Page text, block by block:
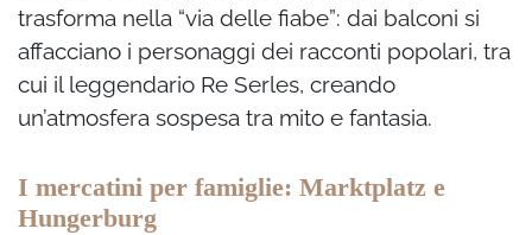
trasforma nella “via delle fiabe”: dai balconi si
affacciano i personaggi dei racconti popolari, tra
cui il leggendario Re Serles, creando
un’atmosfera sospesa tra mito e fantasia.
I mercatini per famiglie: Marktplatz e
Hungerburg